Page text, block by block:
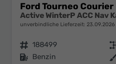
Ford Tourneo Courier
Active WinterP ACC Nav
unverbindliche Lieferzeit: 23.09.2026
Fahrzeugnr. 188499
Kraftstoff Benzin